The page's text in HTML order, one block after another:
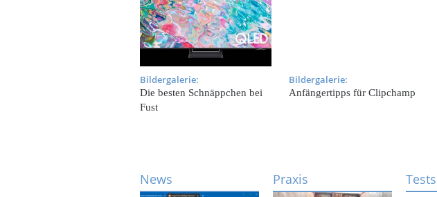
Bildergalerie:
Die besten Schnäppchen bei
Fust
Bildergalerie:
Anfängertipps für Clipchamp
News Praxis Tests